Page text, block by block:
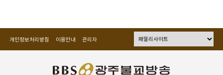
개인정보처리방침 이용안내 관리자